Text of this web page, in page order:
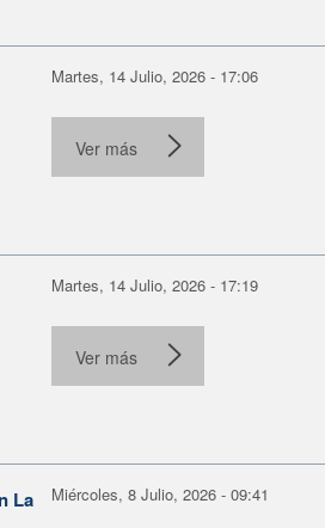
Martes, 14 Julio, 2026 - 17:06
Ver más
Martes, 14 Julio, 2026 - 17:19
Ver más
La
Miércoles, 8 Julio, 2026 - 09:41